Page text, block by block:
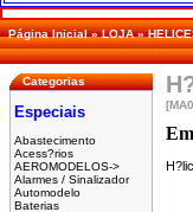
Página Inicial»LOJA»
Categorias
Especiais
Abastecimento
Acess?rios
AEROMODELOS->
Alarmes / Sinalizador
Automodelo
Baterias